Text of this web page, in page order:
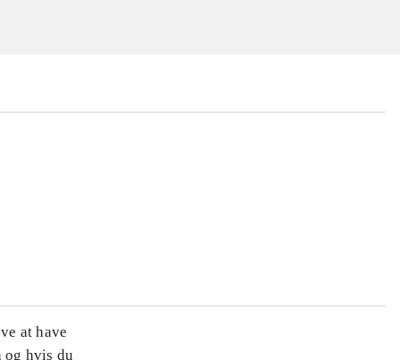
at have
og hvis du